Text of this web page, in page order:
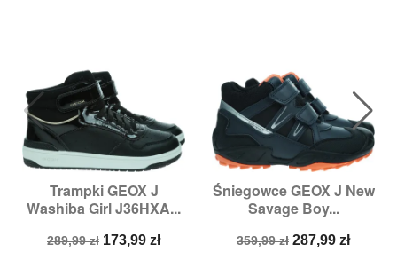
Trampki GEOX J
Washiba Girl J36HXA...
Cena
289,99 zł Cena
173,99 zł
Śniegowce GEOX J New
Savage Boy...
Cena
359,99 zł Cena
287,99 zł